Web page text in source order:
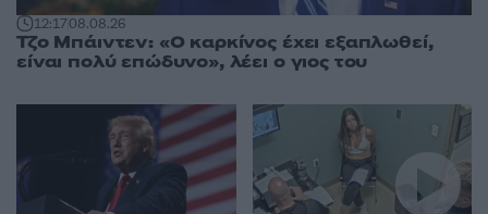
12:1708.08.26
Τζο Μπάιντεν: «Ο καρκίνος έχει εξαπλωθεί,
είναι πολύ επώδυνο», λέει ο γιος του